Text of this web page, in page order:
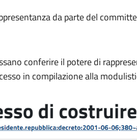
da parte del
conferire il potere di
in compilazione alla